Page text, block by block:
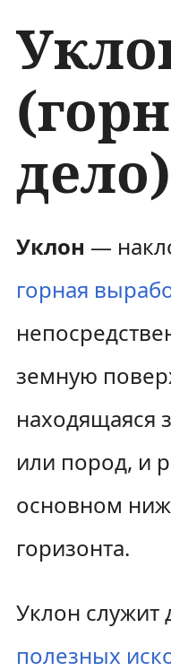
дело)
П
й
т
и
в
П
й
т
и
и
Уклон —
горная
земную
находящаяся
или пород, и
основном
горизонта.
Уклон служит
полезных